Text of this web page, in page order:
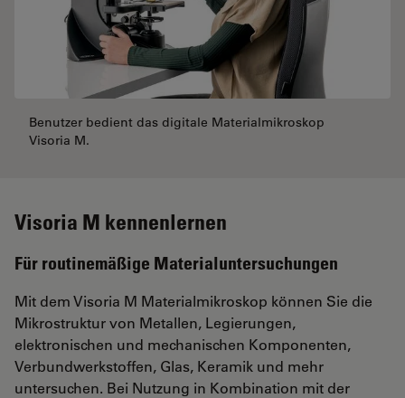
Benutzer bedient das digitale Materialmikroskop
Visoria M.
Visoria M kennenlernen
Für routinemäßige Materialuntersuchungen
Mit dem Visoria M Materialmikroskop können Sie die
Mikrostruktur von Metallen, Legierungen,
elektronischen und mechanischen Komponenten,
Verbundwerkstoffen, Glas, Keramik und mehr
untersuchen. Bei Nutzung in Kombination mit der